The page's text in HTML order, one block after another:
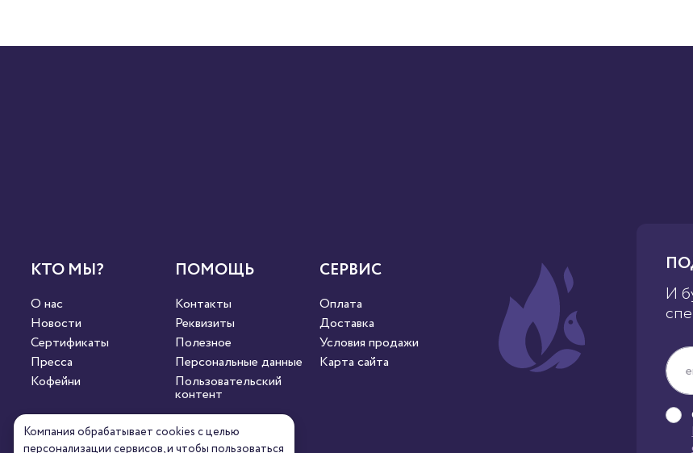
КТО МЫ?
О нас
Новости
Сертификаты
Пресса
Кофейни
ПОМОЩЬ
Контакты
Реквизиты
Полезное
Персональные данные
Пользовательский
контент
СЕРВИС
Оплата
Доставка
Условия продажи
Карта сайта
И
Компания обрабатывает cookies с целью
персонализации сервисов, и чтобы пользоваться